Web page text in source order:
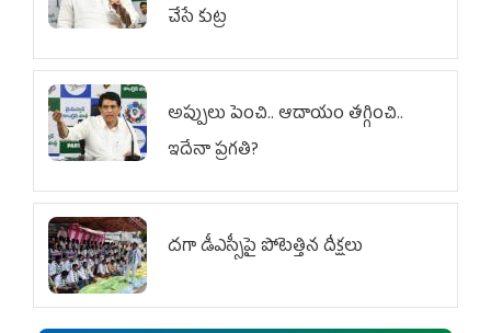
చేసే కుట్ర‌
అప్పులు పెంచి.. ఆదాయం తగ్గించి..
ఇదేనా ప్రగతి?
దగా డీఎస్సీపై పోటెత్తిన దీక్షలు